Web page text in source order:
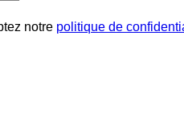
notre politique de